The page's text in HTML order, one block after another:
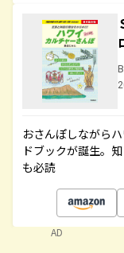
おさんぽしながら
ドブックが誕生。
も必読
AD